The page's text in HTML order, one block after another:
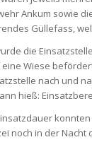
Ankum sowie
Güllefass,
die
Wiese
nach und
hieß:
noch in der Nacht